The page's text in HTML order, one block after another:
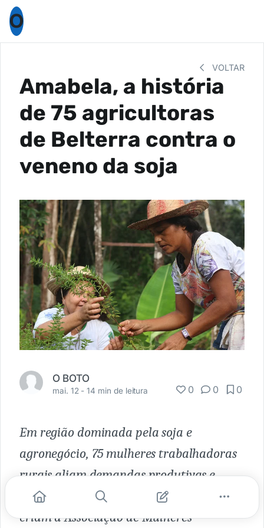
O
VOLTAR
Amabela, a história
de 75 agricultoras
de Belterra contra o
veneno da soja
O BOTO
mai. 12 -14 min de leitura 0 0 0
Em região dominada pela soja e
agronegócio, 75 mulheres trabalhadoras
rurais aliam demandas produtivas e
agroecológicas às pautas feministas e
criam a Associação de Mulheres